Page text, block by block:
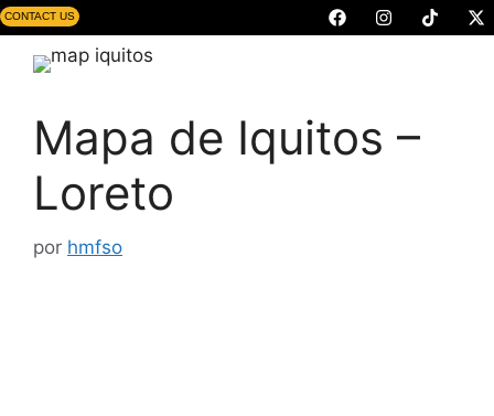
CONTACT US
Mapa de Iquitos –
Loreto
por hmfso